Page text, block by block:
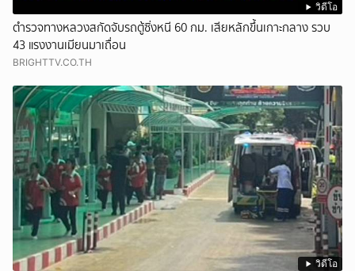
วิดีโอ
ตำรวจทางหลวงสกัดจับรถตู้ซิ่งหนี 60 กม. เสียหลักขึ้นเกาะกลาง รวบ
43 แรงงานเมียนมาเถื่อน
BRIGHTTV.CO.TH
วิดีโอ